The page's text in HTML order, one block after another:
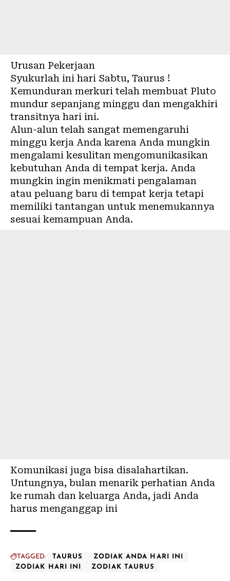
Urusan Pekerjaan
Syukurlah ini hari Sabtu, Taurus !
Kemunduran merkuri telah membuat Pluto
mundur sepanjang minggu dan mengakhiri
transitnya hari ini.
Alun-alun telah sangat memengaruhi
minggu kerja Anda karena Anda mungkin
mengalami kesulitan mengomunikasikan
kebutuhan Anda di tempat kerja. Anda
mungkin ingin menikmati pengalaman
atau peluang baru di tempat kerja tetapi
memiliki tantangan untuk menemukannya
sesuai kemampuan Anda.
Komunikasi juga bisa disalahartikan.
Untungnya, bulan menarik perhatian Anda
ke rumah dan keluarga Anda, jadi Anda
harus menganggap ini
TAGGED: TAURUS
ZODIAK ANDA HARI INI
ZODIAK HARI INI
ZODIAK TAURUS